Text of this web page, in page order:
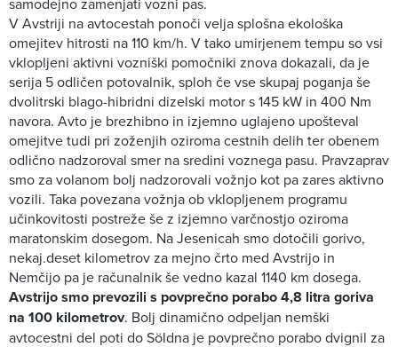
V Avstriji na avtocestah ponoči velja splošna ekološka
omejitev hitrosti na 110 km/h. V tako umirjenem tempu so vsi
vklopljeni aktivni vozniški pomočniki znova dokazali, da je
serija 5 odličen potovalnik, sploh če vse skupaj poganja še
dvolitrski blago-hibridni dizelski motor s 145 kW in 400 Nm
navora. Avto je brezhibno in izjemno uglajeno upošteval
omejitve tudi pri zoženjih oziroma cestnih delih ter obenem
odlično nadzoroval smer na sredini voznega pasu. Pravzaprav
smo za volanom bolj nadzorovali vožnjo kot pa zares aktivno
vozili. Taka povezana vožnja ob vklopljenem programu
učinkovitosti postreže še z izjemno varčnostjo oziroma
maratonskim dosegom. Na Jesenicah smo dotočili gorivo,
nekaj.deset kilometrov za mejno črto med Avstrijo in
Nemčijo pa je računalnik še vedno kazal 1140 km dosega.
Avstrijo smo prevozili s povprečno porabo 4,8 litra goriva
na 100 kilometrov. Bolj dinamično odpeljan nemški
avtocestni del poti do Söldna je povprečno porabo dvignil za